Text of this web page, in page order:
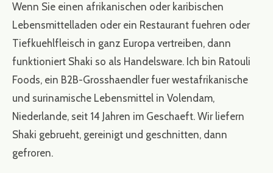
Wenn Sie einen afrikanischen oder karibischen
Lebensmittelladen oder ein Restaurant fuehren oder
Tiefkuehlfleisch in ganz Europa vertreiben, dann
funktioniert Shaki so als Handelsware. Ich bin Ratouli
Foods, ein B2B-Grosshaendler fuer westafrikanische
und surinamische Lebensmittel in Volendam,
Niederlande, seit 14 Jahren im Geschaeft. Wir liefern
Shaki gebrueht, gereinigt und geschnitten, dann
gefroren.